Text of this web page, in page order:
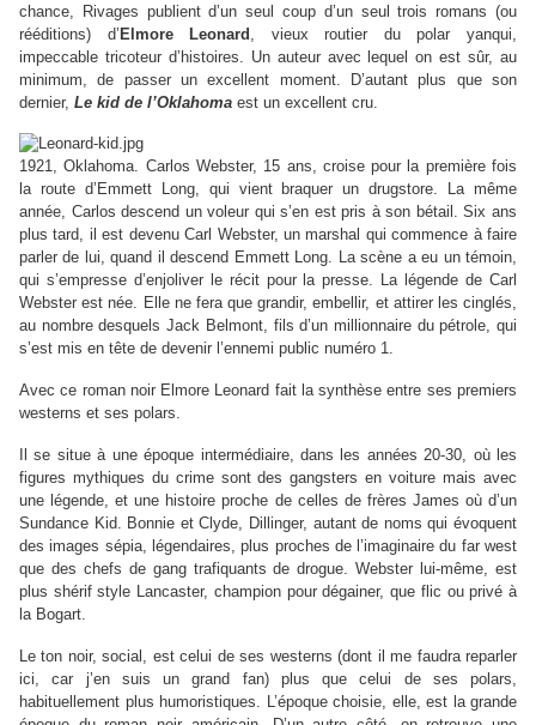
chance, Rivages publient d’un seul coup d’un seul trois romans (ou
rééditions) d’ Elmore Leonard , vieux routier du polar yanqui,
impeccable tricoteur d’histoires. Un auteur avec lequel on est sûr, au
minimum, de passer un excellent moment. D’autant plus que son
dernier, Le kid de l’Oklahoma est un excellent cru.
1921, Oklahoma. Carlos Webster, 15 ans, croise pour la première fois
la route d’Emmett Long, qui vient braquer un drugstore. La même
année, Carlos descend un voleur qui s’en est pris à son bétail. Six ans
plus tard, il est devenu Carl Webster, un marshal qui commence à faire
parler de lui, quand il descend Emmett Long. La scène a eu un témoin,
qui s’empresse d’enjoliver le récit pour la presse. La légende de Carl
Webster est née. Elle ne fera que grandir, embellir, et attirer les cinglés,
au nombre desquels Jack Belmont, fils d’un millionnaire du pétrole, qui
s’est mis en tête de devenir l’ennemi public numéro 1.
Avec ce roman noir Elmore Leonard fait la synthèse entre ses premiers
westerns et ses polars.
Il se situe à une époque intermédiaire, dans les années 20-30, où les
figures mythiques du crime sont des gangsters en voiture mais avec
une légende, et une histoire proche de celles de frères James où d’un
Sundance Kid. Bonnie et Clyde, Dillinger, autant de noms qui évoquent
des images sépia, légendaires, plus proches de l’imaginaire du far west
que des chefs de gang trafiquants de drogue. Webster lui-même, est
plus shérif style Lancaster, champion pour dégainer, que flic ou privé à
la Bogart.
Le ton noir, social, est celui de ses westerns (dont il me faudra reparler
ici, car j’en suis un grand fan) plus que celui de ses polars,
habituellement plus humoristiques. L’époque choisie, elle, est la grande